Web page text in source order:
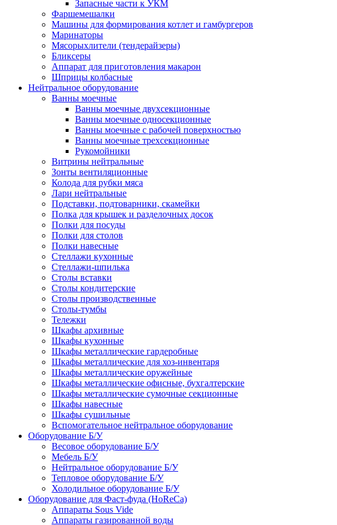
Запасные части к УКМ
Фаршемешалки
Машины для формирования котлет и гамбургеров
Маринаторы
Мясорыхлители (тендерайзеры)
Бликсеры
Аппарат для приготовления макарон
Шприцы колбасные
Нейтральное оборудование
Ванны моечные
Ванны моечные двухсекционные
Ванны моечные односекционные
Ванны моечные с рабочей поверхностью
Ванны моечные трехсекционные
Рукомойники
Витрины нейтральные
Зонты вентиляционные
Колода для рубки мяса
Лари нейтральные
Подставки, подтоварники, скамейки
Полка для крышек и разделочных досок
Полки для посуды
Полки для столов
Полки навесные
Стеллажи кухонные
Стеллажи-шпилька
Столы вставки
Столы кондитерские
Столы производственные
Столы-тумбы
Тележки
Шкафы архивные
Шкафы кухонные
Шкафы металлические гардеробные
Шкафы металлические для хоз-инвентаря
Шкафы металлические оружейные
Шкафы металлические офисные, бухгалтерские
Шкафы металлические сумочные секционные
Шкафы навесные
Шкафы сушильные
Вспомогательное нейтральное оборудование
Оборудование Б/У
Весовое оборудование Б/У
Мебель Б/У
Нейтральное оборудование Б/У
Тепловое оборудование Б/У
Холодильное оборудование Б/У
Оборудование для Фаст-фуда (HoReCa)
Аппараты Sous Vide
Аппараты газированной воды